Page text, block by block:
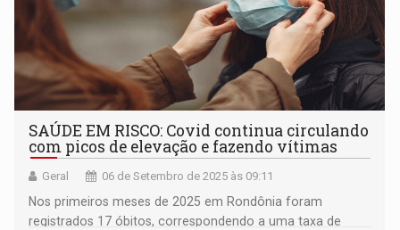
SAÚDE EM RISCO: Covid continua circulando
com picos de elevação e fazendo vítimas
Geral 06 de Setembro de 2025 às 09:11
Nos primeiros meses de 2025 em Rondônia foram
registrados 17 óbitos, correspondendo a uma taxa de